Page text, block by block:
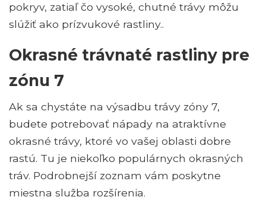
pokryv, zatiaľ čo vysoké, chutné trávy môžu
slúžiť ako prízvukové rastliny..
Okrasné trávnaté rastliny pre
zónu 7
Ak sa chystáte na výsadbu trávy zóny 7,
budete potrebovať nápady na atraktívne
okrasné trávy, ktoré vo vašej oblasti dobre
rastú. Tu je niekoľko populárnych okrasných
tráv. Podrobnejší zoznam vám poskytne
miestna služba rozšírenia.